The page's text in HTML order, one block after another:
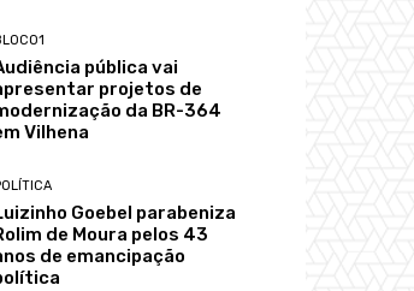
pública vai
projetos de
da BR-364
Vilhena
Goebel parabeniza
de Moura pelos 43
de emancipação